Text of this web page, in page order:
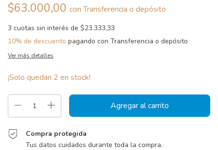
$63.000,00 con Transferencia o depósito
3 cuotas sin interés de $23.333,33
10% de descuento pagando con Transferencia o depósito
Ver más detalles
¡Solo quedan 2 en stock!
Compra protegida
Tus datos cuidados durante toda la compra.